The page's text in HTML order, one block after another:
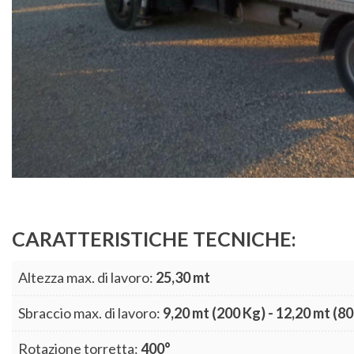
CARATTERISTICHE TECNICHE:
Altezza max. di lavoro: 25,30 mt
Sbraccio max. di lavoro: 9,20 mt (200 Kg) - 12,20 mt
Rotazione torretta:400°